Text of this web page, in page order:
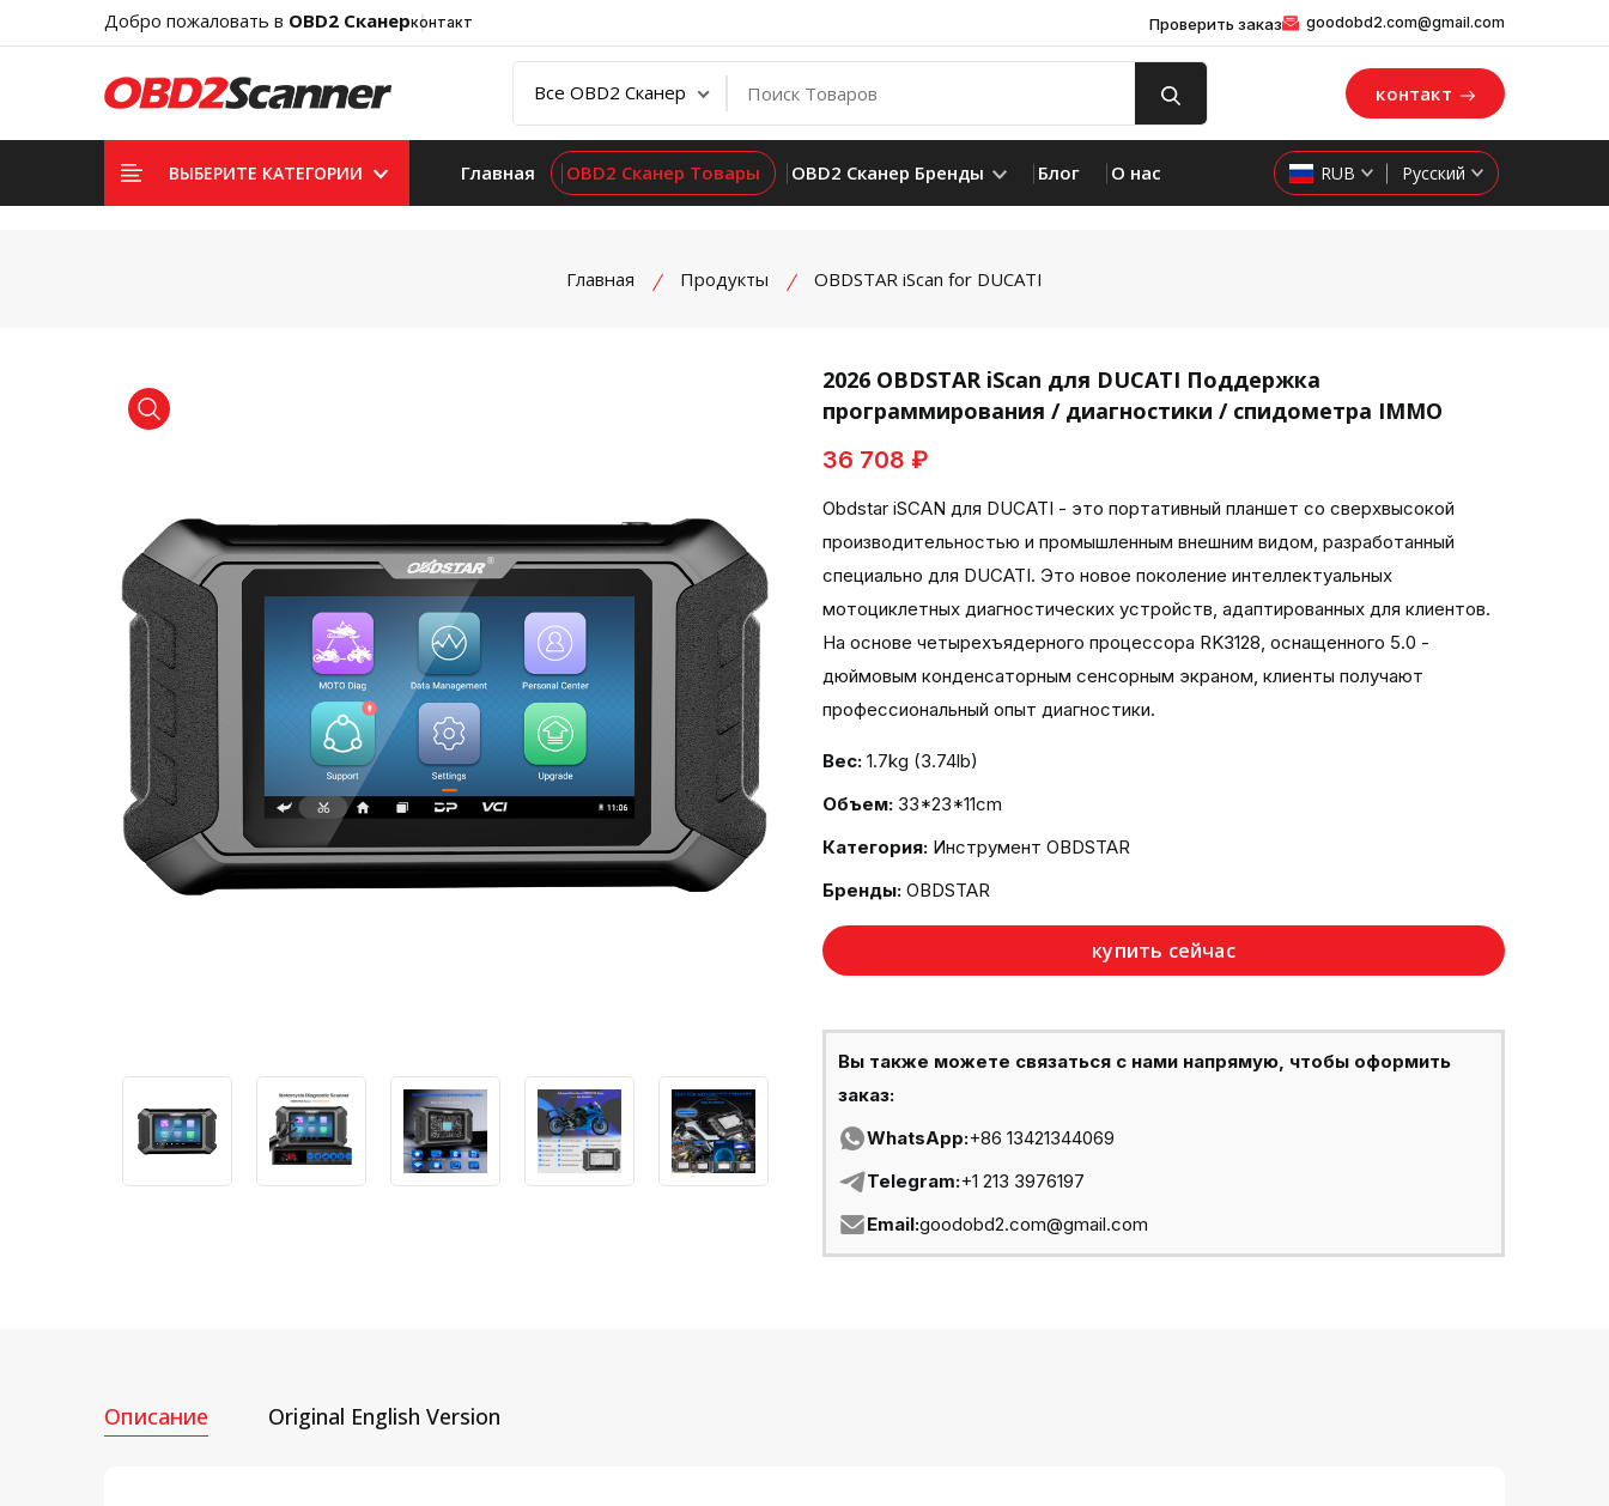
Добро пожаловать в OBD2 Сканерконтакт Проверить заказ goodobd2.com@gmail.com
контакт
ВЫБЕРИТЕ КАТЕГОРИИ Главная OBD2 Сканер Товары OBD2 Сканер Бренды Блог О нас RUB Русский
Главная Продукты OBDSTAR iScan for DUCATI
product view
2026 OBDSTAR iScan для DUCATI Поддержка
программирования / диагностики / спидометра IMMO
36 708 ₽
Obdstar iSCAN для DUCATI - это портативный планшет со сверхвысокой
производительностью и промышленным внешним видом, разработанный
специально для DUCATI. Это новое поколение интеллектуальных
мотоциклетных диагностических устройств, адаптированных для клиентов.
На основе четырехъядерного процессора RK3128, оснащенного 5.0 -
дюймовым конденсаторным сенсорным экраном, клиенты получают
профессиональный опыт диагностики.
Вес: 1.7kg (3.74lb)
Объем: 33*23*11cm
Категория: Инструмент OBDSTAR
Бренды: OBDSTAR
купить сейчас
Вы также можете связаться с нами напрямую, чтобы оформить
заказ:
WhatsApp:+86 13421344069
Telegram:+1 213 3976197
Email:goodobd2.com@gmail.com
Описание Original English Version